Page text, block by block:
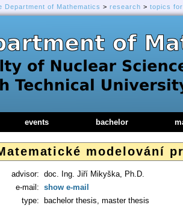
Department of Mathematics > research > topics
modelování
advisor: doc. Ing. Jiří Mikyška, Ph.D.
e-mail: show e-mail
type: bachelor thesis, master thesis
events bachelor